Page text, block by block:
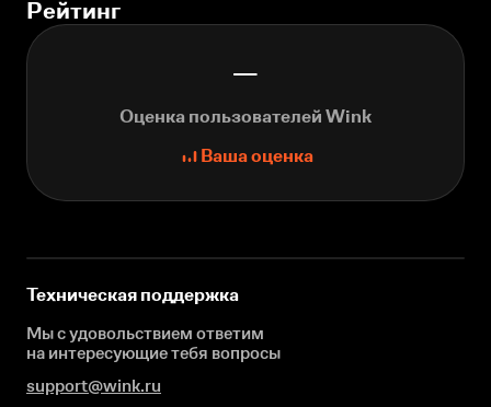
Рейтинг
—
Оценка пользователей Wink
Ваша оценка
Техническая поддержка
Мы с удовольствием ответим
на интересующиетебя вопросы
support@wink.ru